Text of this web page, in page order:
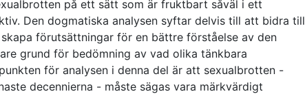
på ett sätt som är fruktbart såväl i ett
Den dogmatiska analysen syftar delvis till att bidra till
förutsättningar för en bättre förståelse av den
grund för bedömning av vad olika tänkbara
för analysen i denna del är att sexualbrotten -
decennierna - måste sägas vara märkvärdigt